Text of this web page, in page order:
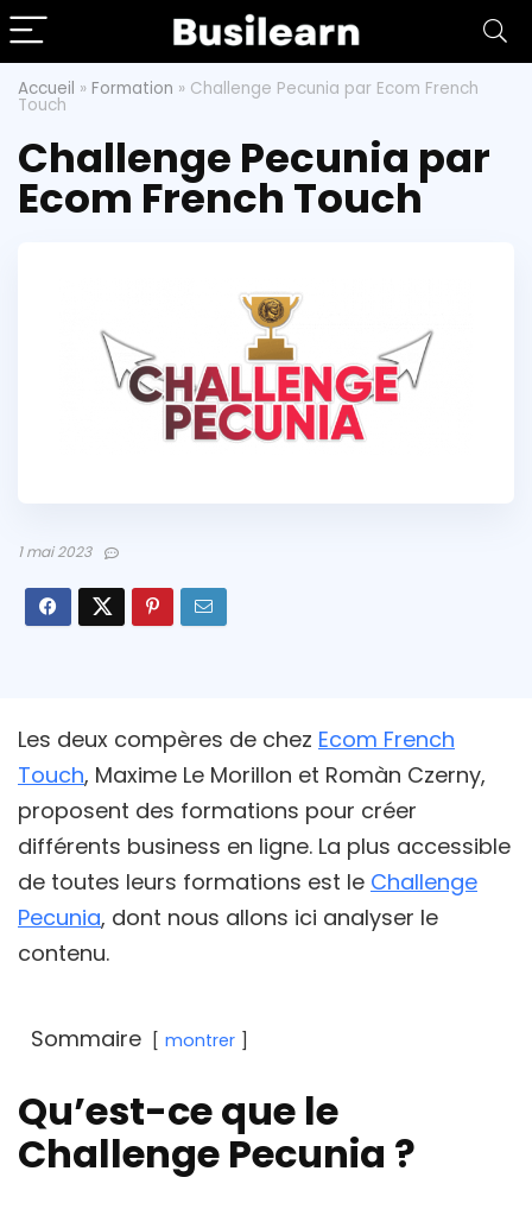
Accueil » Formation » Challenge Pecunia par Ecom French
Touch
Challenge Pecunia par
Ecom French Touch
1 mai 2023
Les deux compères de chez Ecom French
Touch, Maxime Le Morillon et Romàn Czerny,
proposent des formations pour créer
différents business en ligne. La plus accessible
de toutes leurs formations est le Challenge
Pecunia, dont nous allons ici analyser le
contenu.
Sommaire montrer
Qu’est-ce que le
Challenge Pecunia ?